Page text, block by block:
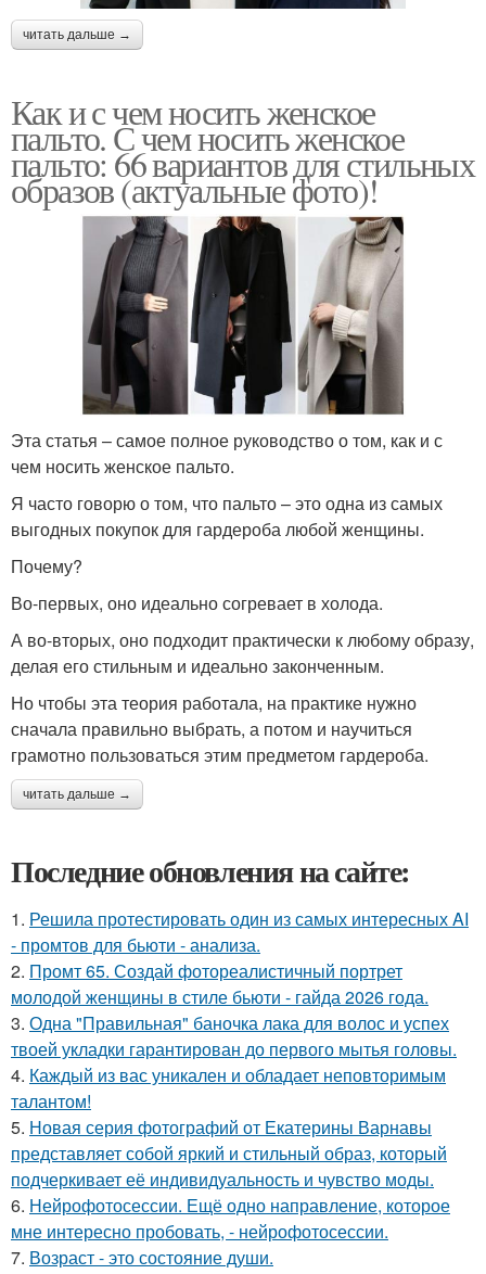
читать дальше →
Как и с чем носить женское
пальто. С чем носить женское
пальто: 66 вариантов для стильных
образов (актуальные фото)!
Эта статья – самое полное руководство о том, как и с
чем носить женское пальто.
Я часто говорю о том, что пальто – это одна из самых
выгодных покупок для гардероба любой женщины.
Почему?
Во-первых, оно идеально согревает в холода.
А во-вторых, оно подходит практически к любому образу,
делая его стильным и идеально законченным.
Но чтобы эта теория работала, на практике нужно
сначала правильно выбрать, а потом и научиться
грамотно пользоваться этим предметом гардероба.
читать дальше →
Последние обновления на сайте:
1. Решила протестировать один из самых интересных AI
- промтов для бьюти - анализа.
2. Промт 65. Создай фотореалистичный портрет
молодой женщины в стиле бьюти - гайда 2026 года.
3. Одна "Правильная" баночка лака для волос и успех
твоей укладки гарантирован до первого мытья головы.
4. Каждый из вас уникален и обладает неповторимым
талантом!
5. Новая серия фотографий от Екатерины Варнавы
представляет собой яркий и стильный образ, который
подчеркивает её индивидуальность и чувство моды.
6. Нейрофотосессии. Ещё одно направление, которое
мне интересно пробовать, - нейрофотосессии.
7. Возраст - это состояние души.